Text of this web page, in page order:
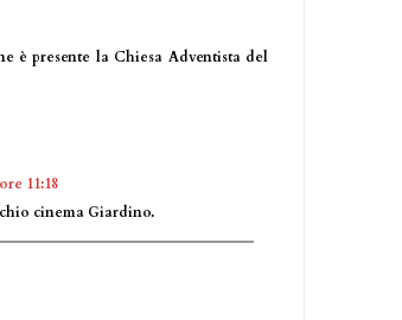
è presente la Chiesa Adventista del
11:18
cinema Giardino.